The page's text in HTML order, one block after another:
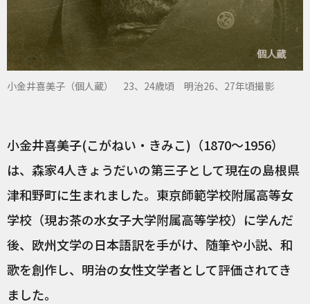
小金井喜美子（個人蔵） 23、24歳頃 明治26、27年頃撮影
小金井喜美子(こがねい・きみこ)（1870～1956）
は、森家4人きょうだいの第三子として現在の島根県
津和野町に生まれました。東京師範学校附属高等女
学校（現お茶の水女子大学附属高等学校）に学んだ
後、欧州文学の日本語訳を手がけ、随筆や小説、和
歌を創作し、明治の女性文学者として評価されてき
ました。